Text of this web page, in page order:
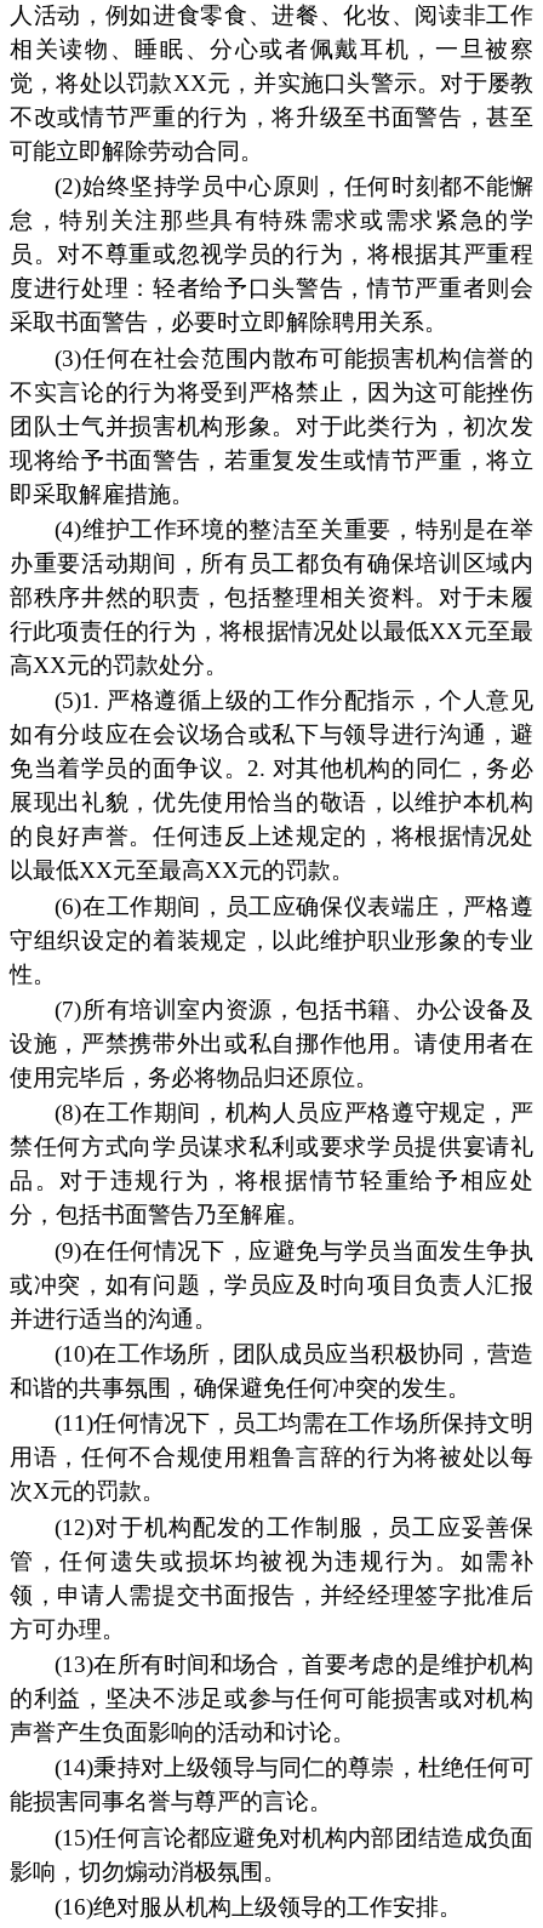
人活动，例如进食零食、进餐、化妆、阅读非工作
相关读物、睡眠、分心或者佩戴耳机，一旦被察
觉，将处以罚款XX元，并实施口头警示。对于屡教
不改或情节严重的行为，将升级至书面警告，甚至
可能立即解除劳动合同。
(2)始终坚持学员中心原则，任何时刻都不能懈
怠，特别关注那些具有特殊需求或需求紧急的学
员。对不尊重或忽视学员的行为，将根据其严重程
度进行处理：轻者给予口头警告，情节严重者则会
采取书面警告，必要时立即解除聘用关系。
(3)任何在社会范围内散布可能损害机构信誉的
不实言论的行为将受到严格禁止，因为这可能挫伤
团队士气并损害机构形象。对于此类行为，初次发
现将给予书面警告，若重复发生或情节严重，将立
即采取解雇措施。
(4)维护工作环境的整洁至关重要，特别是在举
办重要活动期间，所有员工都负有确保培训区域内
部秩序井然的职责，包括整理相关资料。对于未履
行此项责任的行为，将根据情况处以最低XX元至最
高XX元的罚款处分。
(5)1. 严格遵循上级的工作分配指示，个人意见
如有分歧应在会议场合或私下与领导进行沟通，避
免当着学员的面争议。2. 对其他机构的同仁，务必
展现出礼貌，优先使用恰当的敬语，以维护本机构
的良好声誉。任何违反上述规定的，将根据情况处
以最低XX元至最高XX元的罚款。
(6)在工作期间，员工应确保仪表端庄，严格遵
守组织设定的着装规定，以此维护职业形象的专业
性。
(7)所有培训室内资源，包括书籍、办公设备及
设施，严禁携带外出或私自挪作他用。请使用者在
使用完毕后，务必将物品归还原位。
(8)在工作期间，机构人员应严格遵守规定，严
禁任何方式向学员谋求私利或要求学员提供宴请礼
品。对于违规行为，将根据情节轻重给予相应处
分，包括书面警告乃至解雇。
(9)在任何情况下，应避免与学员当面发生争执
或冲突，如有问题，学员应及时向项目负责人汇报
并进行适当的沟通。
(10)在工作场所，团队成员应当积极协同，营造
和谐的共事氛围，确保避免任何冲突的发生。
(11)任何情况下，员工均需在工作场所保持文明
用语，任何不合规使用粗鲁言辞的行为将被处以每
次X元的罚款。
(12)对于机构配发的工作制服，员工应妥善保
管，任何遗失或损坏均被视为违规行为。如需补
领，申请人需提交书面报告，并经经理签字批准后
方可办理。
(13)在所有时间和场合，首要考虑的是维护机构
的利益，坚决不涉足或参与任何可能损害或对机构
声誉产生负面影响的活动和讨论。
(14)秉持对上级领导与同仁的尊崇，杜绝任何可
能损害同事名誉与尊严的言论。
(15)任何言论都应避免对机构内部团结造成负面
影响，切勿煽动消极氛围。
(16)绝对服从机构上级领导的工作安排。